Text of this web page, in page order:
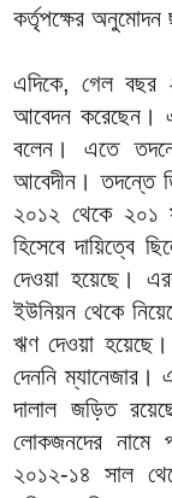
কর্তৃপক্ষের অনুমোদন
এদিকে, গেল বছর
আবেদন করেছেন।
বলেন। এতে
আবেদীন। তদন্তে
২০১২ থেকে ২০১
হিসেবে দায়িত্বে
দেওয়া হয়েছে।
ইউনিয়ন থেকে
ঋণ দেওয়া
দেননি
দালাল জড়িত
লোকজনদের নামে
২০১২-১৪ সাল